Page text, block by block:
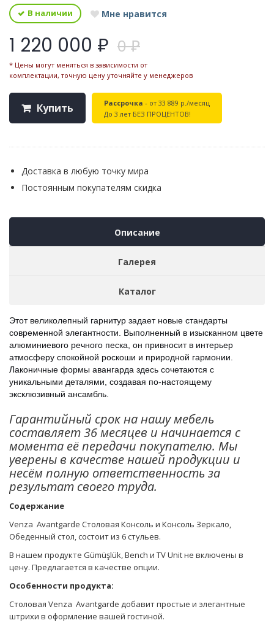
В наличии Мне нравится
1 220 000 ₽ 0 ₽
* Цены могут меняться в зависимости от
комплектации, точную цену уточняйте у менеджеров
Купить Рассрочка - от 33 889 р./месяц
До 3 лет БЕЗ ПРОЦЕНТОВ!
Доставка в любую точку мира
Постоянным покупателям скидка
Описание
Галерея
Каталог
Этот великолепный гарнитур задает новые стандарты
современной элегантности. Выполненный в изысканном цвете
алюминиевого речного песка, он привносит в интерьер
атмосферу спокойной роскоши и природной гармонии.
Лаконичные формы авангарда здесь сочетаются с
уникальными деталями, создавая по-настоящему
эксклюзивный ансамбль.
Гарантийный срок на нашу мебель
составляет 36 месяцев и начинается с
момента её передачи покупателю. Мы
уверены в качестве нашей продукции и
несём полную ответственность за
результат своего труда.
Содержание
Venza Avantgarde Столовая Консоль и Консоль Зеркало,
Обеденный стол, состоит из 6 стульев.
В нашем продукте Gümüşlük, Bench и TV Unit не включены в
цену. Предлагается в качестве опции.
Особенности продукта:
Столовая Venza Avantgarde добавит простые и элегантные
штрихи в оформление вашей гостиной.